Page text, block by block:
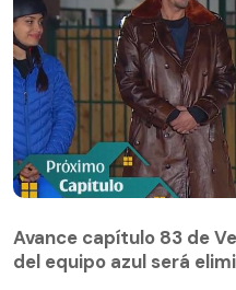
del equipo azul será
Avance capítulo 83 de
del equipo azul será